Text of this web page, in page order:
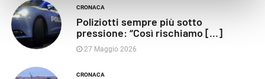
CRONACA
Poliziotti sempre più sotto
pressione: “Così rischiamo [...]
27 Maggio 2026
CRONACA